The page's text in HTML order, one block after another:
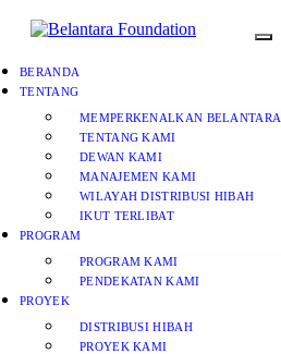
BERANDA
TENTANG
MEMPERKENALKAN BELANTARA
TENTANG KAMI
DEWAN KAMI
MANAJEMEN KAMI
WILAYAH DISTRIBUSI HIBAH
IKUT TERLIBAT
PROGRAM
PROGRAM KAMI
PENDEKATAN KAMI
PROYEK
DISTRIBUSI HIBAH
PROYEK KAMI